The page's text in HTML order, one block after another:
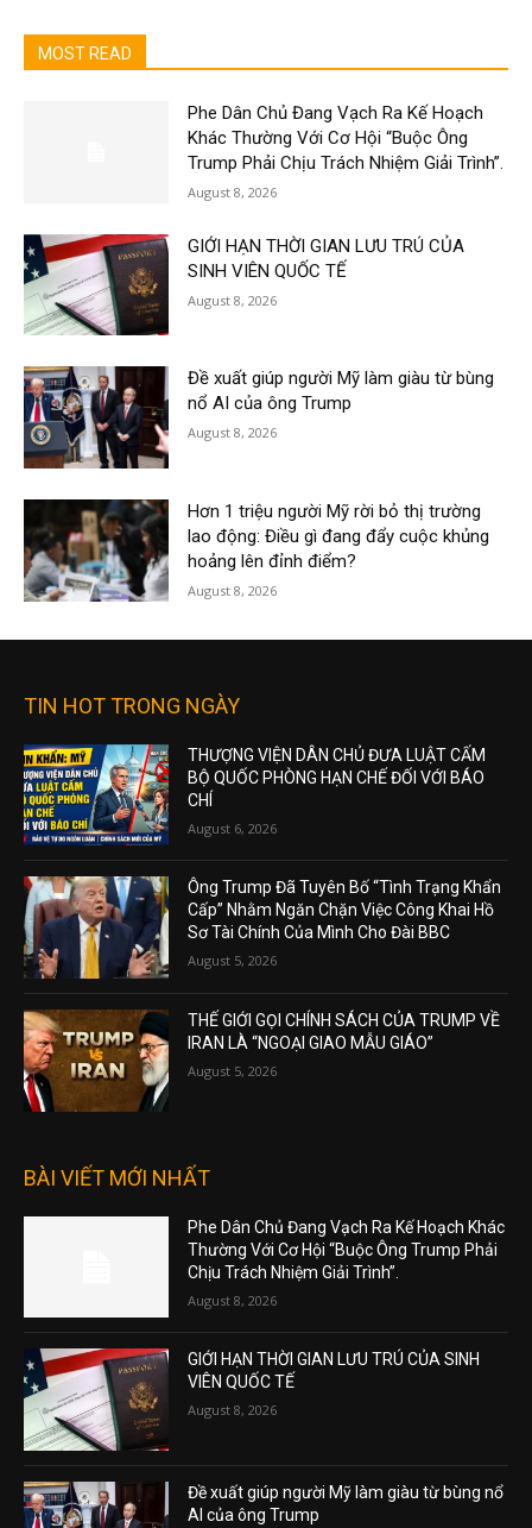
MOST READ
Phe Dân Chủ Đang Vạch Ra Kế Hoạch
Khác Thường Với Cơ Hội “Buộc Ông
Trump Phải Chịu Trách Nhiệm Giải Trình”.
August 8, 2026
GIỚI HẠN THỜI GIAN LƯU TRÚ CỦA
SINH VIÊN QUỐC TẾ
August 8, 2026
Đề xuất giúp người Mỹ làm giàu từ bùng
nổ AI của ông Trump
August 8, 2026
Hơn 1 triệu người Mỹ rời bỏ thị trường
lao động: Điều gì đang đẩy cuộc khủng
hoảng lên đỉnh điểm?
August 8, 2026
TIN HOT TRONG NGÀY
THƯỢNG VIỆN DÂN CHỦ ĐƯA LUẬT CẤM
BỘ QUỐC PHÒNG HẠN CHẾ ĐỐI VỚI BÁO
CHÍ
August 6, 2026
Ông Trump Đã Tuyên Bố “Tình Trạng Khẩn
Cấp” Nhằm Ngăn Chặn Việc Công Khai Hồ
Sơ Tài Chính Của Mình Cho Đài BBC
August 5, 2026
THẾ GIỚI GỌI CHÍNH SÁCH CỦA TRUMP VỀ
IRAN LÀ “NGOẠI GIAO MẪU GIÁO”
August 5, 2026
BÀI VIẾT MỚI NHẤT
Phe Dân Chủ Đang Vạch Ra Kế Hoạch Khác
Thường Với Cơ Hội “Buộc Ông Trump Phải
Chịu Trách Nhiệm Giải Trình”.
August 8, 2026
GIỚI HẠN THỜI GIAN LƯU TRÚ CỦA SINH
VIÊN QUỐC TẾ
August 8, 2026
Đề xuất giúp người Mỹ làm giàu từ bùng nổ
AI của ông Trump